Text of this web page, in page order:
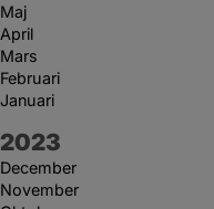
Maj
April
Mars
Februari
Januari
År:
2023
December
November